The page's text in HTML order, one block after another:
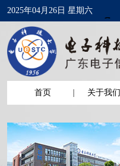
2025年04月26日 星期六
首页 关于我们